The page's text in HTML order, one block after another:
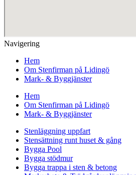
Navigering
Hem
Om Stenfirman på Lidingö
Mark- & Byggjänster
Hem
Om Stenfirman på Lidingö
Mark- & Byggjänster
Stenläggning uppfart
Stensättning runt huset & gång
Bygga Pool
Bygga stödmur
Bygga trappa i sten & betong